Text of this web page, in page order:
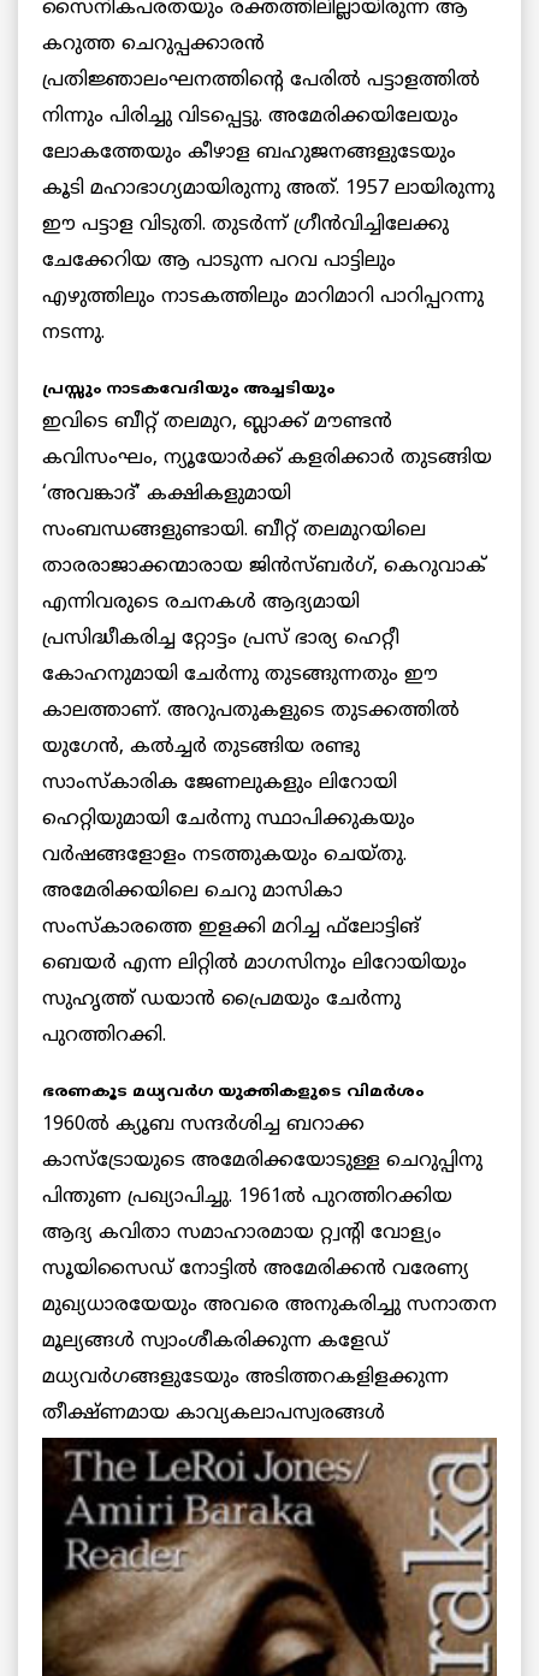
സൈനികപരതയും രക്തത്തിലില്ലായിരുന്ന ആ
കറുത്ത ചെറുപ്പക്കാരന്‍
പ്രതിജ്ഞാലംഘനത്തിന്റെ പേരില്‍ പട്ടാളത്തില്‍
നിന്നും പിരിച്ചു വിടപ്പെട്ടു. അമേരിക്കയിലേയും
ലോകത്തേയും കീഴാള ബഹുജനങ്ങളുടേയും
കൂടി മഹാഭാഗ്യമായിരുന്നു അത്. 1957 ലായിരുന്നു
ഈ പട്ടാള വിടുതി. തുടര്‍ന്ന് ഗ്രീന്‍വിച്ചിലേക്കു
ചേക്കേറിയ ആ പാടുന്ന പറവ പാട്ടിലും
എഴുത്തിലും നാടകത്തിലും മാറിമാറി പാറിപ്പറന്നു
നടന്നു.
പ്രസ്സും നാടകവേദിയും അച്ചടിയും
ഇവിടെ ബീറ്റ് തലമുറ, ബ്ലാക്ക് മൗണ്ടന്‍
കവിസംഘം, ന്യൂയോര്‍ക്ക് കളരിക്കാര്‍ തുടങ്ങിയ
‘അവങ്കാദ്’ കക്ഷികളുമായി
സംബന്ധങ്ങളുണ്ടായി. ബീറ്റ് തലമുറയിലെ
താരരാജാക്കന്മാരായ ജിന്‍സ്ബര്‍ഗ്, കെറുവാക്
എന്നിവരുടെ രചനകള്‍ ആദ്യമായി
പ്രസിദ്ധീകരിച്ച റ്റോട്ടം പ്രസ് ഭാര്യ ഹെറ്റീ
കോഹനുമായി ചേര്‍ന്നു തുടങ്ങുന്നതും ഈ
കാലത്താണ്. അറുപതുകളുടെ തുടക്കത്തില്‍
യുഗേന്‍, കല്‍ച്ചര്‍ തുടങ്ങിയ രണ്ടു
സാംസ്‌കാരിക ജേണലുകളും ലിറോയി
ഹെറ്റിയുമായി ചേര്‍ന്നു സ്ഥാപിക്കുകയും
വര്‍ഷങ്ങളോളം നടത്തുകയും ചെയ്തു.
അമേരിക്കയിലെ ചെറു മാസികാ
സംസ്‌കാരത്തെ ഇളക്കി മറിച്ച ഫ്‌ലോട്ടിങ്
ബെയര്‍ എന്ന ലിറ്റില്‍ മാഗസിനും ലിറോയിയും
സുഹൃത്ത് ഡയാന്‍ പ്രൈമയും ചേര്‍ന്നു
പുറത്തിറക്കി.
ഭരണകൂട മധ്യവര്‍ഗ യുക്തികളുടെ വിമര്‍ശം
1960ല്‍ ക്യൂബ സന്ദര്‍ശിച്ച ബറാക്ക
കാസ്‌ട്രോയുടെ അമേരിക്കയോടുള്ള ചെറുപ്പിനു
പിന്തുണ പ്രഖ്യാപിച്ചു. 1961ല്‍ പുറത്തിറക്കിയ
ആദ്യ കവിതാ സമാഹാരമായ റ്റ്വന്റി വോള്യം
സൂയിസൈഡ് നോട്ടില്‍ അമേരിക്കന്‍ വരേണ്യ
മുഖ്യധാരയേയും അവരെ അനുകരിച്ചു സനാതന
മൂല്യങ്ങള്‍ സ്വാംശീകരിക്കുന്ന കളേഡ്
മധ്യവര്‍ഗങ്ങളുടേയും അടിത്തറകളിളക്കുന്ന
തീക്ഷ്ണമായ കാവ്യകലാപസ്വരങ്ങള്‍